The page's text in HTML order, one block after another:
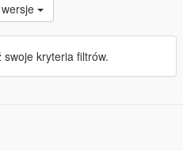
kryteria filtrów.